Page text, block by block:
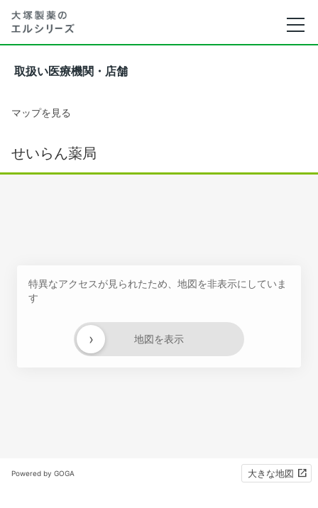
取扱い医療機関・店舗
マップを見る
せいらん薬局
特異なアクセスが見られたため、地図を非表示にしていま
す
地図を表示
›
Powered by GOGA 大きな地図